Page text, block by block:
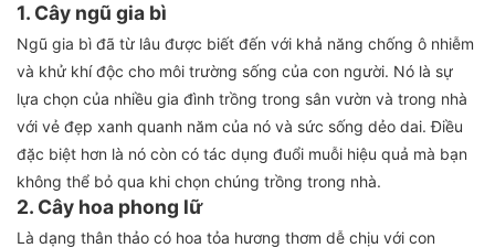
1. Cây ngũ gia bì
Ngũ gia bì đã từ lâu được biết đến với khả năng chống ô nhiễm
và khử khí độc cho môi trường sống của con người. Nó là sự
lựa chọn của nhiều gia đình trồng trong sân vườn và trong nhà
với vẻ đẹp xanh quanh năm của nó và sức sống dẻo dai. Điều
đặc biệt hơn là nó còn có tác dụng đuổi muỗi hiệu quả mà bạn
không thể bỏ qua khi chọn chúng trồng trong nhà.
2. Cây hoa phong lữ
Là dạng thân thảo có hoa tỏa hương thơm dễ chịu với con